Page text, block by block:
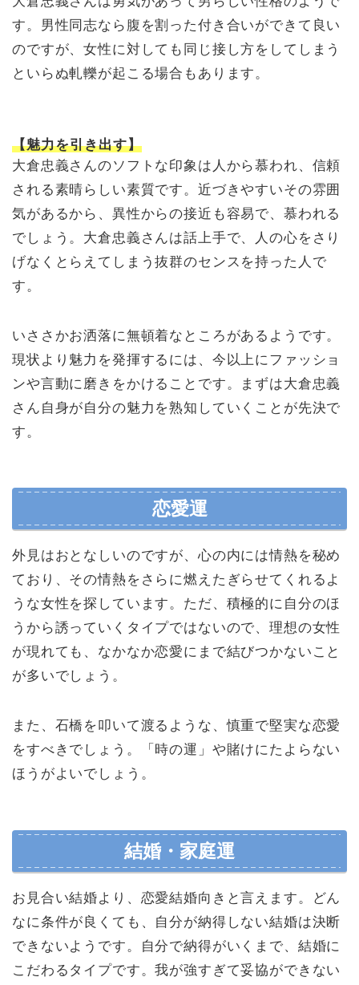
す。男性同志なら腹を割った付き合いができて良い
のですが、女性に対しても同じ接し方をしてしまう
といらぬ軋轢が起こる場合もあります。
【魅力を引き出す】
大倉忠義さんのソフトな印象は人から慕われ、信頼
される素晴らしい素質です。近づきやすいその雰囲
気があるから、異性からの接近も容易で、慕われる
でしょう。大倉忠義さんは話上手で、人の心をさり
げなくとらえてしまう抜群のセンスを持った人で
す。
いささかお洒落に無頓着なところがあるようです。
現状より魅力を発揮するには、今以上にファッショ
ンや言動に磨きをかけることです。まずは大倉忠義
さん自身が自分の魅力を熟知していくことが先決で
す。
恋愛運
外見はおとなしいのですが、心の内には情熱を秘め
ており、その情熱をさらに燃えたぎらせてくれるよ
うな女性を探しています。ただ、積極的に自分のほ
うから誘っていくタイプではないので、理想の女性
が現れても、なかなか恋愛にまで結びつかないこと
が多いでしょう。
また、石橋を叩いて渡るような、慎重で堅実な恋愛
をすべきでしょう。「時の運」や賭けにたよらない
ほうがよいでしょう。
結婚・家庭運
お見合い結婚より、恋愛結婚向きと言えます。どん
なに条件が良くても、自分が納得しない結婚は決断
できないようです。自分で納得がいくまで、結婚に
こだわるタイプです。我が強すぎて妥協ができない